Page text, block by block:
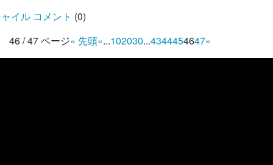
イル コメント (0)
46 / 47 ページ« 先頭«...102030...4344454647»